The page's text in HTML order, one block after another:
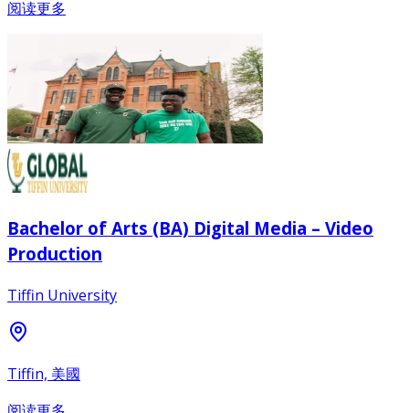
阅读更多
Bachelor of Arts (BA) Digital Media – Video
Production
Tiffin University
Tiffin, 美國